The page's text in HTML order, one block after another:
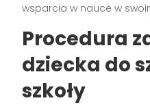
wsparcia w nauce w
Procedura
dziecka do
szkoły